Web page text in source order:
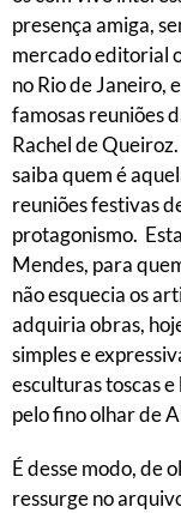
presença amiga,
mercado editorial
no Rio de Janeiro,
famosas reuniões
Rachel de
saiba quem é
reuniões festivas
protagonismo.
Mendes, para
não esquecia os
adquiria obras,
simples e
esculturas toscas
pelo fino olhar de
É desse modo, de
ressurge no